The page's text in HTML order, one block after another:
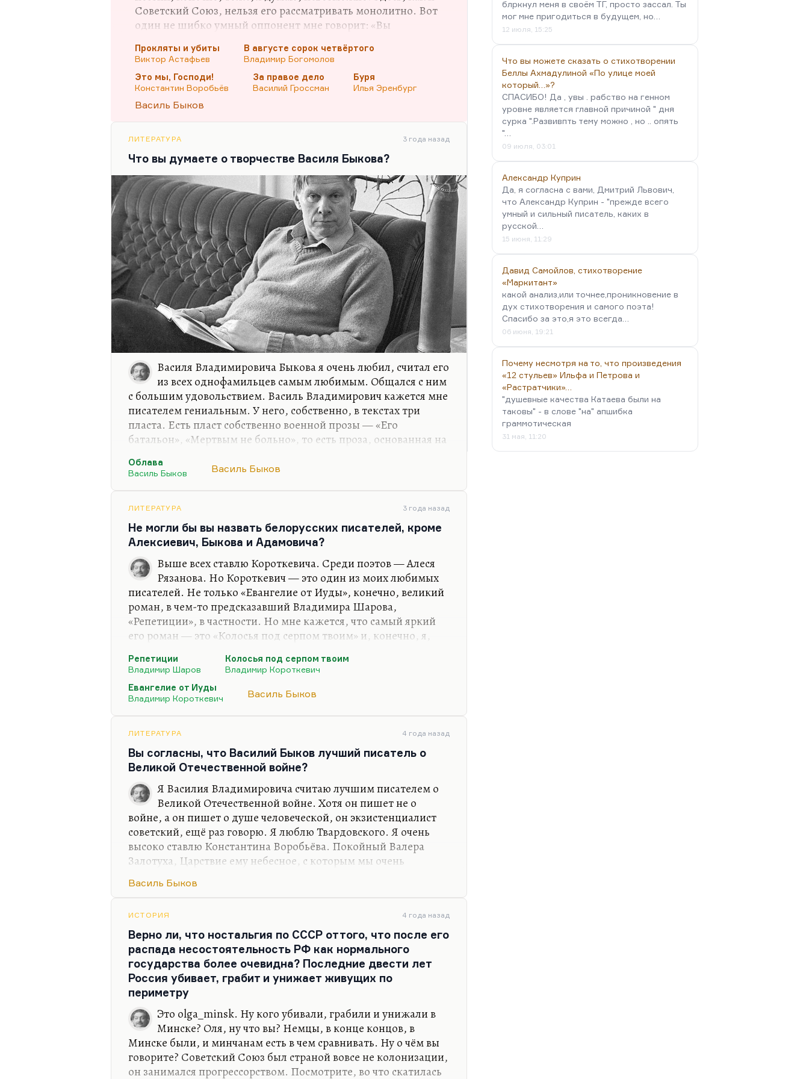
гибнет там — вот эта,…
Советский Союз, нельзя его рассматривать монолитно. Вот
один не шибко умный оппонент мне говорит: «Вы
самодеятельность»,— говоря о советской культуре. ГУЛАГ —
это определенный период советской истории. Говорить о
семидесятых, как о ГУЛАГе,— это некоторое преувеличение.
Называть «лагерной самодеятельностью» великую
советскую культуру шестидесятников, например, и кино
оттепели — это просто значит не уважать талант, не
уважать гениев. Такое…
Прокляты и убиты
Виктор Астафьев
В августе сорок четвёртого
Владимир Богомолов
Это мы, Господи!
Константин Воробьёв
За правое дело
Василий Гроссман
Буря
Илья Эренбург
Василь Быков
ЛИТЕРАТУРА 3 года назад
Что вы думаете о творчестве Василя Быкова?
Василя Владимировича Быкова я очень любил, считал его
из всех однофамильцев самым любимым. Общался с ним
с большим удовольствием. Василь Владимирович кажется мне
писателем гениальным. У него, собственно, в текстах три
пласта. Есть пласт собственно военной прозы — «Его
батальон», «Мертвым не больно», то есть проза, основанная на
партизанские повести — «Дожить до рассвета», «Пойти не
невозможность поступить иначе. Они не военные; вернее, они
описывают ту войну, на которой существует
экзистенциальный выбор. Ведь партизанская война во…
Облава
Василь Быков
Василь Быков
ЛИТЕРАТУРА 3 года назад
Не могли бы вы назвать белорусских писателей, кроме
Алексиевич, Быкова и Адамовича?
Выше всех ставлю Короткевича. Среди поэтов — Алеся
Рязанова. Но Короткевич — это один из моих любимых
писателей. Не только «Евангелие от Иуды», конечно, великий
роман, в чем-то предсказавший Владимира Шарова,
«Репетиции», в частности. Но мне кажется, что самый яркий
его роман — это «Колосья под серпом твоим» и, конечно, я,
фильма — я помню, мне мать эту книжку подбросила, когда
мне было лет 12, как сейчас помню, на даче, как раз вечером. И
ещё долго не зажигая света я это читал. Ой, это потрясающее
впечатление. «Дикая охота короля Стаха» — это класс.
Репетиции
Владимир Шаров
Колосья под серпом твоим
Владимир Короткевич
Евангелие от Иуды
Владимир Короткевич
Василь Быков
ЛИТЕРАТУРА 4 года назад
Вы согласны, что Василий Быков лучший писатель о
Великой Отечественной войне?
Я Василия Владимировича считаю лучшим писателем о
Великой Отечественной войне. Хотя он пишет не о
войне, а он пишет о душе человеческой, он экзистенциалист
советский, ещё раз говорю. Я люблю Твардовского. Я очень
высоко ставлю Константина Воробьёва. Покойный Валера
Залотуха, Царствие ему небесное, с которым мы очень
произведением… Вот, кстати, к вопросу о том, что написано
произведение! Местами так просто он прыгает выше головы.
Мне Залотуха как-то сказал, что есть тайное общество
любителей Константина Воробьёва, и эти люди друг друга
мгновенно опознают.
Если вам нравятся такие книги, как…
Василь Быков
ИСТОРИЯ 4 года назад
Верно ли, что ностальгия по СССР оттого, что после его
распада несостоятельность РФ как нормального
государства более очевидна? Последние двести лет
Россия убивает, грабит и унижает живущих по
периметру
Это olga_minsk. Ну кого убивали, грабили и унижали в
Минске? Оля, ну что вы? Немцы, в конце концов, в
Минске были, и минчанам есть в чем сравнивать. Ну о чём вы
говорите? Советский Союз был страной вовсе не колонизации,
он занимался прогрессорством. Посмотрите, во что скатилась
блркнул меня в своём ТГ, просто зассал. Ты
мог мне пригодиться в будущем, но…
12 июля, 15:25
Что вы можете сказать о стихотворении
Беллы Ахмадулиной «По улице моей
который…»?
СПАСИБО! Да , увы . рабство на генном
уровне является главной причиной " дня
сурка ".Развивпть тему можно , но .. опять
"…
09 июля, 03:01
Александр Куприн
Да, я согласна с вами, Дмитрий Львович,
что Александр Куприн - "прежде всего
умный и сильный писатель, каких в
русской…
15 июня, 11:29
Давид Самойлов, стихотворение
«Маркитант»
какой анализ,или точнее,проникновение в
дух стихотворения и самого поэта!
Спасибо за это,я это всегда…
06 июня, 19:21
Почему несмотря на то, что произведения
«12 стульев» Ильфа и Петрова и
«Растратчики»…
"душевные качества Катаева были на
таковы" - в слове "на" апшибка
граммотическая
31 мая, 11:20